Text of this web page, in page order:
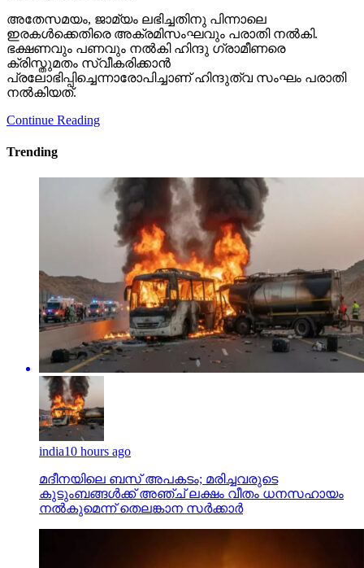
അതേസമയം, ജാമ്യം ലഭിച്ചതിനു പിന്നാലെ
ഇരകള്‍ക്കെതിരെ അക്രമിസംഘവും പരാതി നല്‍കി.
ഭക്ഷണവും പണവും നല്‍കി ഹിന്ദു ഗ്രാമീണരെ
ക്രിസ്തുമതം സ്വീകരിക്കാന്‍
പ്രലോഭിപ്പിച്ചെന്നാരോപിച്ചാണ് ഹിന്ദുത്വ സംഘം പരാതി
നല്‍കിയത്.
Continue Reading
Trending
india10 hours ago
മദീനയിലെ ബസ് അപകടം; മരിച്ചവരുടെ
കുടുംബങ്ങള്‍ക്ക് അഞ്ച് ലക്ഷം വീതം ധനസഹായം
നല്‍കുമെന്ന് തെലങ്കാന സര്‍ക്കാര്‍